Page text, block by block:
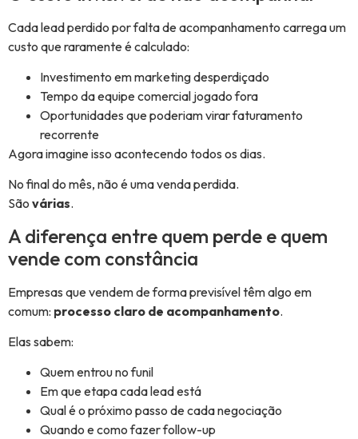
Cada lead perdido por falta de acompanhamento carrega um
custo que raramente é calculado:
Investimento em marketing desperdiçado
Tempo da equipe comercial jogado fora
Oportunidades que poderiam virar faturamento
recorrente
Agora imagine isso acontecendo todos os dias.
No final do mês, não é uma venda perdida.
São várias.
A diferença entre quem perde e quem
vende com constância
Empresas que vendem de forma previsível têm algo em
comum: processo claro de acompanhamento.
Elas sabem:
Quem entrou no funil
Em que etapa cada lead está
Qual é o próximo passo de cada negociação
Quando e como fazer follow-up